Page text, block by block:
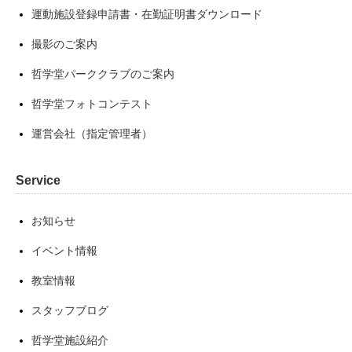
運動施設登録申請書・在勤証明書ダウンロード
撮影のご案内
哲学堂パーククラブのご案内
哲学堂フォトコンテスト
運営会社（指定管理者）
Service
お知らせ
イベント情報
教室情報
スタッフブログ
哲学堂施設紹介